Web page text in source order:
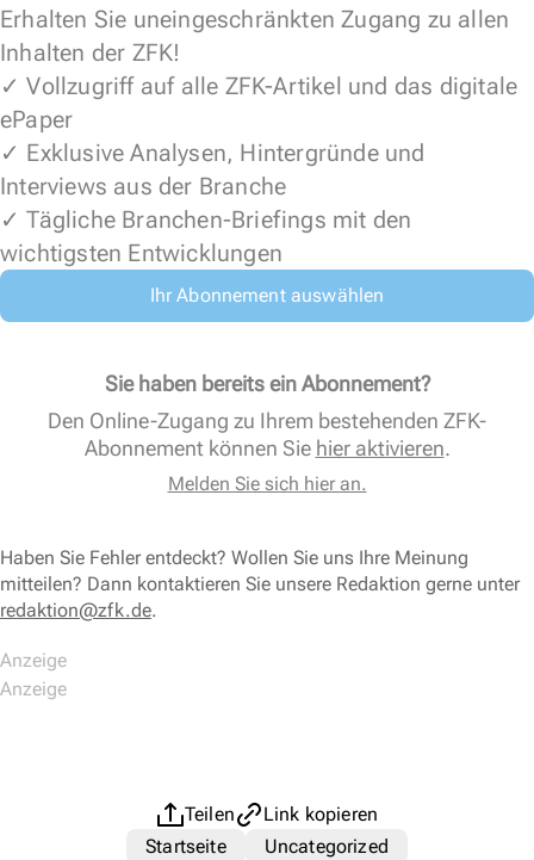
Erhalten Sie uneingeschränkten Zugang zu allen
Inhalten der ZFK!
✓ Vollzugriff auf alle ZFK-Artikel und das digitale
ePaper
✓ Exklusive Analysen, Hintergründe und
Interviews aus der Branche
✓ Tägliche Branchen-Briefings mit den
wichtigsten Entwicklungen
Ihr Abonnement auswählen
Sie haben bereits ein Abonnement?
Den Online-Zugang zu Ihrem bestehenden ZFK-
Abonnement können Sie hier aktivieren.
Melden Sie sich hier an.
Haben Sie Fehler entdeckt? Wollen Sie uns Ihre Meinung
mitteilen? Dann kontaktieren Sie unsere Redaktion gerne unter
redaktion@zfk.de.
Teilen
Link kopieren
Startseite
Uncategorized